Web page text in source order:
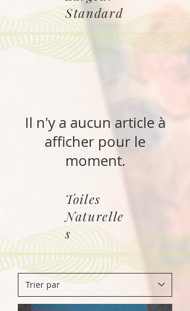
M
i
Standard
Il n'y a aucun article à
afficher pour le
moment.
Toiles
Naturelle
s